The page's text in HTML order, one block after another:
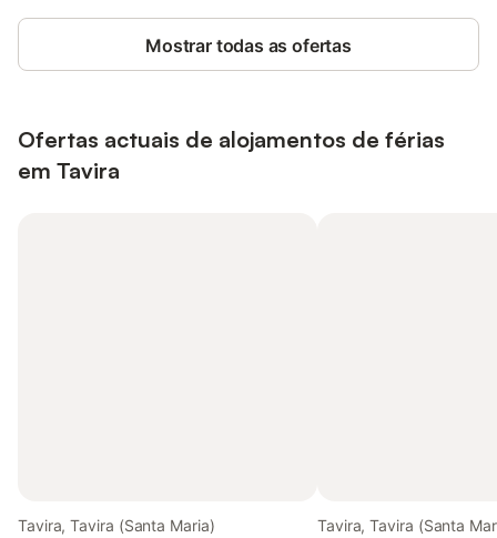
Mostrar todas as ofertas
Ofertas actuais de alojamentos de férias
em Tavira
Tavira, Tavira (Santa Maria)
Tavira, Tavira (Santa